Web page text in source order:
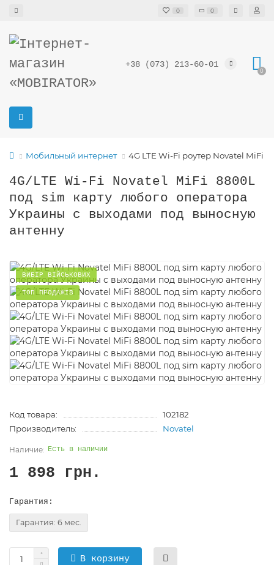
0 0
+38 (073) 213-60-01
0
Мобильный интернет 4G LTE Wi-Fi роутер Novatel MiFi
4G/LTE Wi-Fi Novatel MiFi 8800L
под sim карту любого оператора
Украины с выходами под выносную
антенну
ВИБІР ВІЙСЬКОВИХ
ТОП ПРОДАЖІВ
Код товара:
102182
Производитель:
Novatel
Есть в наличии
1 898 грн.
Гарантия:
Гарантия: 6 мес.
В корзину